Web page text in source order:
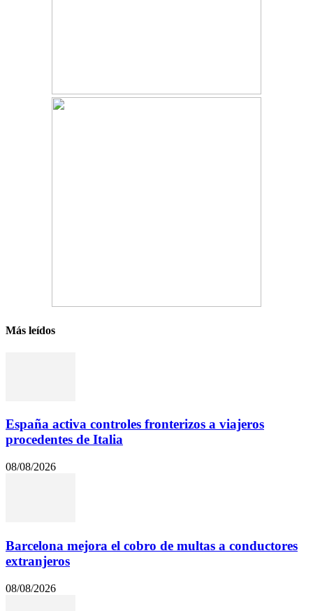
Más leídos
España activa controles fronterizos a viajeros
procedentes de Italia
08/08/2026
Barcelona mejora el cobro de multas a conductores
extranjeros
08/08/2026